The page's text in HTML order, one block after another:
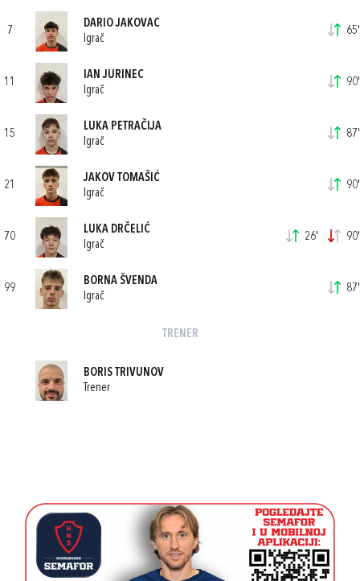
7
DARIO JAKOVAC
Igrač
65'
11
IAN JURINEC
Igrač
90'
15
LUKA PETRAČIJA
Igrač
87'
21
JAKOV TOMAŠIĆ
Igrač
90'
70
LUKA DRČELIĆ
Igrač
26' 90'
99
BORNA ŠVENDA
Igrač
87'
TRENER
BORIS TRIVUNOV
Trener